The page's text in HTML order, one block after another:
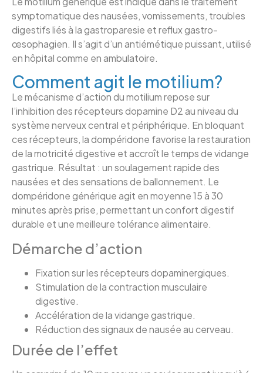
symptomatique des nausées, vomissements, troubles
digestifs liés à la gastroparesie et reflux gastro-
œsophagien. Il s’agit d’un antiémétique puissant, utilisé
en hôpital comme en ambulatoire.
Comment agit le motilium?
Le mécanisme d’action du motilium repose sur
l’inhibition des récepteurs dopamine D2 au niveau du
système nerveux central et périphérique. En bloquant
ces récepteurs, la dompéridone favorise la restauration
de la motricité digestive et accroît le temps de vidange
gastrique. Résultat : un soulagement rapide des
nausées et des sensations de ballonnement. Le
dompéridone générique agit en moyenne 15 à 30
minutes après prise, permettant un confort digestif
durable et une meilleure tolérance alimentaire.
Démarche d’action
Fixation sur les récepteurs dopaminergiques.
Stimulation de la contraction musculaire
digestive.
Accélération de la vidange gastrique.
Réduction des signaux de nausée au cerveau.
Durée de l’effet